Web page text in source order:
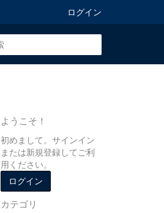
ログイン
ようこそ！
初めまして。サインイン
または新規登録してご利
用ください。
ログイン
カテゴリ